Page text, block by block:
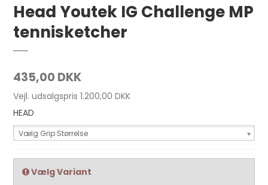
Head Youtek IG Challenge MP
tennisketcher
435,00 DKK
Vejl. udsalgspris 1.200,00 DKK
HEAD
Vælg Grip Størrelse
Vælg Variant